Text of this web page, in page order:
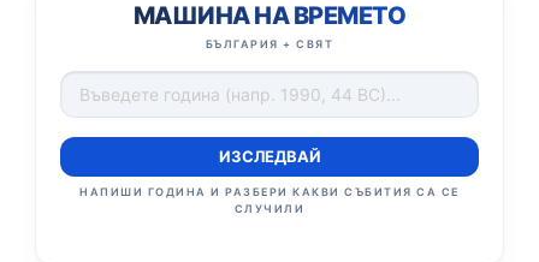
МАШИНА НА ВРЕМЕТО
БЪЛГАРИЯ + СВЯТ
ИЗСЛЕДВАЙ
НАПИШИ ГОДИНА И РАЗБЕРИ КАКВИ СЪБИТИЯ СА СЕ
СЛУЧИЛИ